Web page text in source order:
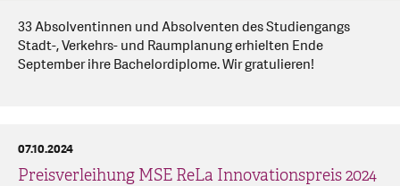
33 Absolventinnen und Absolventen des Studiengangs
Stadt-, Verkehrs- und Raumplanung erhielten Ende
September ihre Bachelordiplome. Wir gratulieren!
Preisverleihung MSE ReLa Innovationspreis 2024
07.10.2024